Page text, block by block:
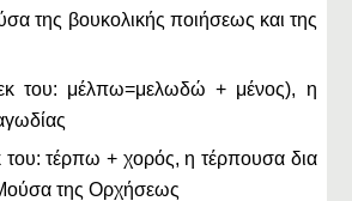
της βουκολικής ποιήσεως και της
του: μέλπω=μελωδώ + μένος), η
του: τέρπω + χορός, η τέρπουσα δια
της Ορχήσεως